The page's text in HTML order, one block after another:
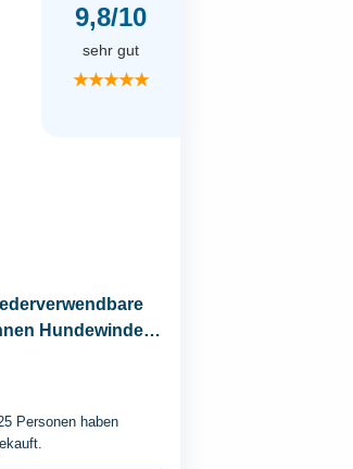
9,8/10
sehr gut
★★★★★
Hundewindeln
Personen haben